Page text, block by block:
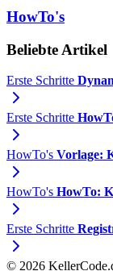
HowTo's
Beliebte Artikel
Erste Schritte
Erste Schritte
HowTo's Vorlage:
HowTo's HowTo:
Erste Schritte
© 2026